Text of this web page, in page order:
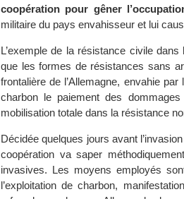
coopération pour gêner
militaire du pays envahisseur et lui
L’exemple de la résistance civile
que les formes de résistances sans
frontalière de l’Allemagne, envahie
charbon le paiement des
mobilisation totale dans la résistance
Décidée quelques jours avant
coopération va saper
invasives. Les moyens employés
l’exploitation de charbon,